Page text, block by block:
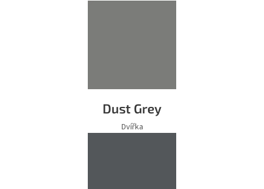
Dust Grey
Dvířka